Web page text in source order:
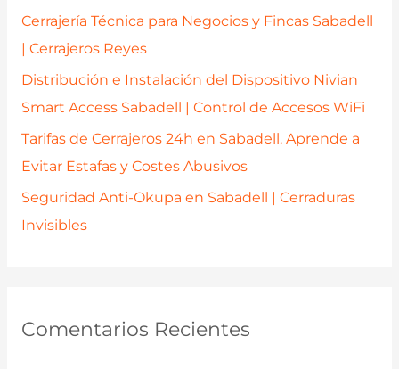
:
Cerrajería Técnica para Negocios y Fincas Sabadell
| Cerrajeros Reyes
Distribución e Instalación del Dispositivo Nivian
Smart Access Sabadell | Control de Accesos WiFi
Tarifas de Cerrajeros 24h en Sabadell. Aprende a
Evitar Estafas y Costes Abusivos
Seguridad Anti-Okupa en Sabadell | Cerraduras
Invisibles
Comentarios Recientes